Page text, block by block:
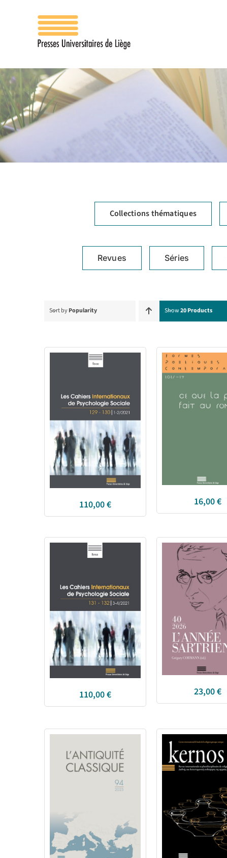
Collections thématiques
Revues Séries
Sort byPopularity Show20 Products
Internationaux
de Psychologie
110,00€ 16,00€
Internationaux
de Psychologie
sociale 131-132
110,00€ 23,00€